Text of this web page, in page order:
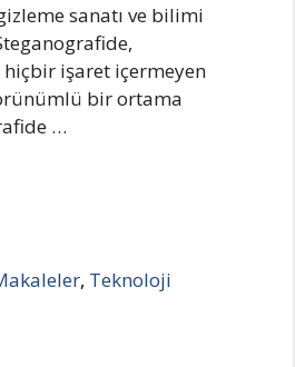
sanatı ve bilimi
işaret içermeyen
bir ortama
…
, Teknoloji